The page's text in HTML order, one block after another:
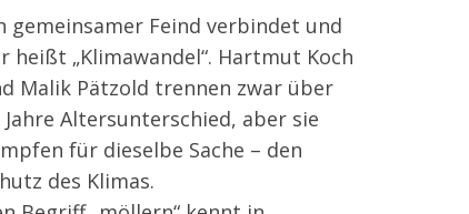
gemeinsamer Feind verbindet und
heißt „Klimawandel“. Hartmut Koch
Malik Pätzold trennen zwar über
Jahre Altersunterschied, aber sie
für dieselbe Sache – den
des Klimas.